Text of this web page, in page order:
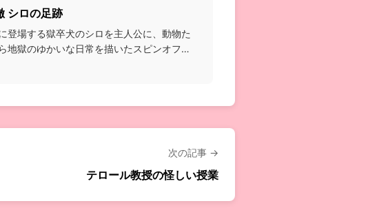
シロの足跡
登場する獄卒犬のシロを主人公に、動物た
地獄のゆかいな日常を描いたスピンオフ漫
次の記事 →
テロール教授の怪しい授業